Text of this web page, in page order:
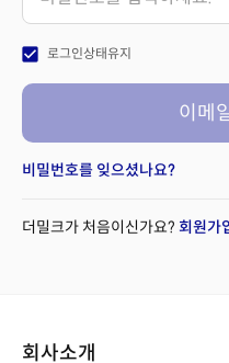
check_box 로그인상태유지
이메
비밀번호를 잊으셨나요?
더밀크가 처음이신가요? 회원가
회사소개